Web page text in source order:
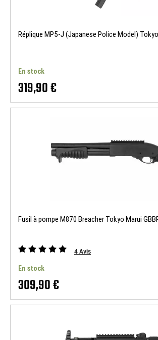
Réplique MP5-J (Japanese Police Model)
En stock
319,90 €
Fusil à pompe M870 Breacher Tokyo Marui
4Avis
En stock
309,90 €